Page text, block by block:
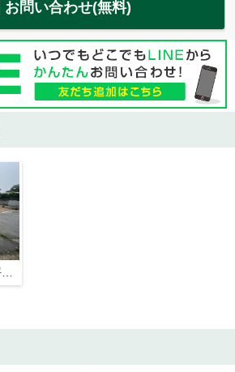
お問い合わせ(無料)
◇中区国富◇約150坪土地◇岡山城も見えます◇